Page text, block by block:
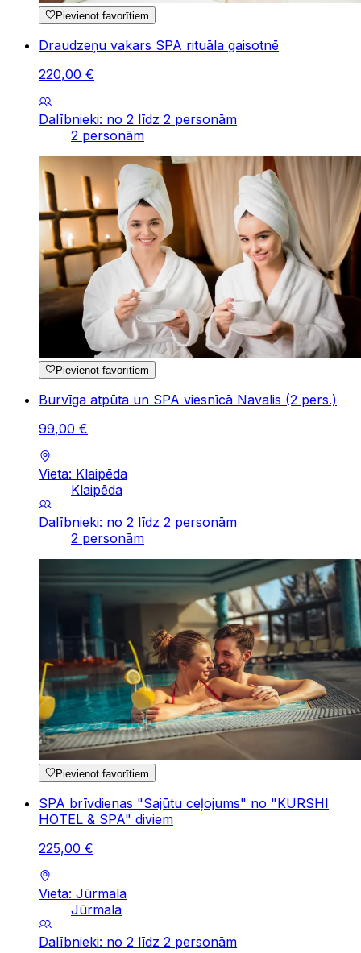
Pievienot favorītiem
Draudzeņu vakars SPA rituāla gaisotnē
220,00 €
Dalībnieki: no 2 līdz 2 personām
2 personām
Pievienot favorītiem
Burvīga atpūta un SPA viesnīcā Navalis (2 pers.)
99,00 €
Vieta: Klaipēda
Klaipēda
Dalībnieki: no 2 līdz 2 personām
2 personām
Pievienot favorītiem
SPA brīvdienas "Sajūtu ceļojums" no "KURSHI
HOTEL & SPA" diviem
225,00 €
Vieta: Jūrmala
Jūrmala
Dalībnieki: no 2 līdz 2 personām